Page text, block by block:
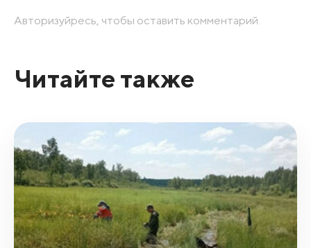
Авторизуйресь, чтобы оставить комментарий.
Читайте также